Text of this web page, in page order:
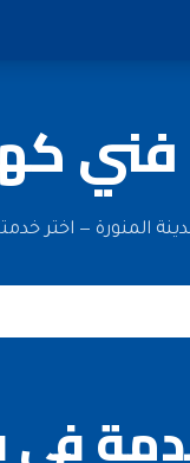
المنورة — اختر
في